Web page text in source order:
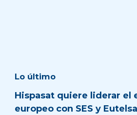
Lo último
Hispasat quiere liderar el
europeo con SES y